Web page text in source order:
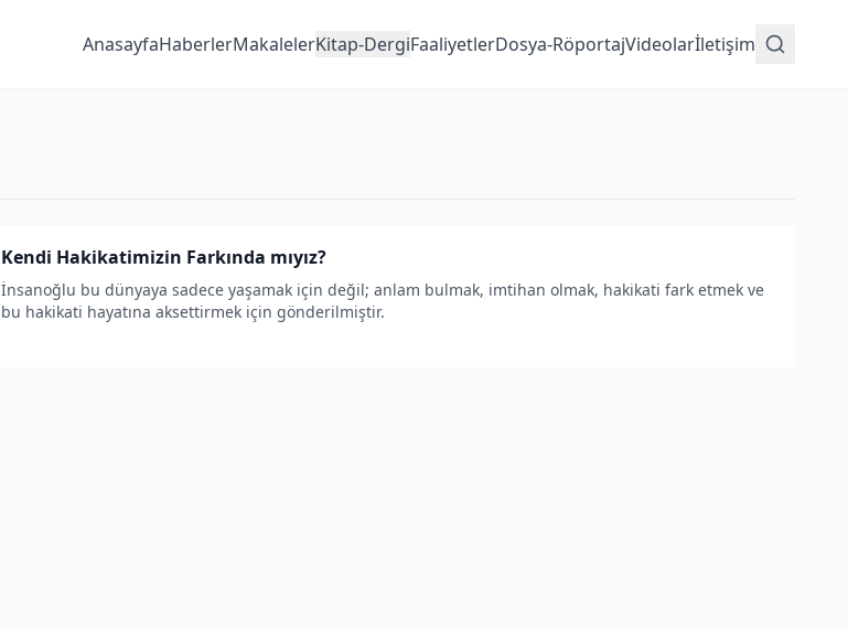
AnasayfaHaberlerMakalelerKitap-DergiFaaliyetlerDosya-RöportajVideolarİletişim
Kendi Hakikatimizin Farkında mıyız?
İnsanoğlu bu dünyaya sadece yaşamak için değil; anlam bulmak, imtihan olmak, hakikati fark etmek ve
bu hakikati hayatına aksettirmek için gönderilmiştir.